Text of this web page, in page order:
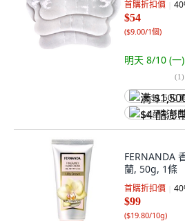
首購折扣價 40
$54
($9.00/1個)
明天 8/10 (一)
(1)
满 $1,500
$4 酷澎幣
FERNANDA
蘭, 50g, 1條
首購折扣價 40
$99
($19.80/10g)